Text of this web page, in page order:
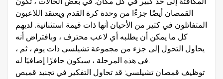
القمصان أيضًا جزءًا من وحدة كرة القدم ويعتقد اللاعبون
المتفائلون في كثير من الأحيان أنها ذات قيمة استثنائية. لديهم
كل ما يمكن أن يطلبه أي لاعب محترف ، وبافتراض أنه
يحاول التحول إلى جزء من مجموعة تشيلسي ذات يوم ، ثم ،
في هذه المرحلة ، سيكون حافزًا إضافيًا له.
توظيف قمصان تشيلسي: قد تحاول التفكير في تجنيد قميص